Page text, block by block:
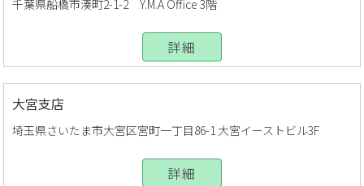
千葉県船橋市湊町2-1-2 Y.M.A Office 3階
詳細
大宮支店
埼玉県さいたま市大宮区宮町一丁目86-1 大宮イーストビル3F
詳細